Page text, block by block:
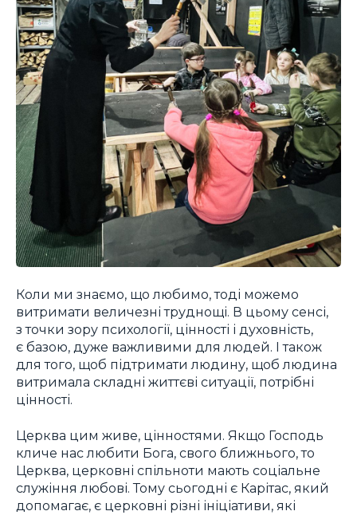
Коли ми знаємо, що любимо, тоді можемо
витримати величезні труднощі. В цьому сенсі,
з точки зору психології, цінності і духовність,
є базою, дуже важливими для людей. І також
для того, щоб підтримати людину, щоб людина
витримала складні життєві ситуації, потрібні
цінності.
Церква цим живе, цінностями. Якщо Господь
кличе нас любити Бога, свого ближнього, то
Церква, церковні спільноти мають соціальне
служіння любові. Тому сьогодні є Карітас, який
допомагає, є церковні різні ініціативи, які